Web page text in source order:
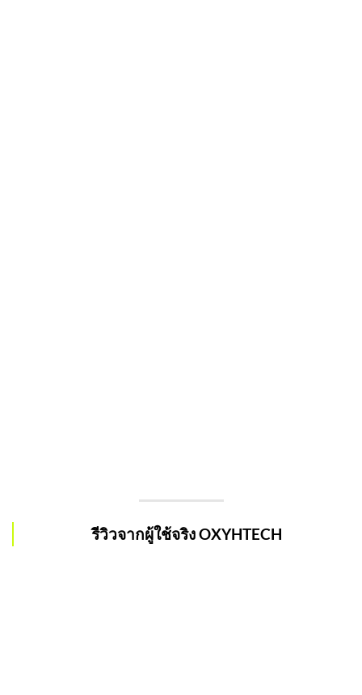
รีวิวจากผู้ใช้จริง OXYHTECH